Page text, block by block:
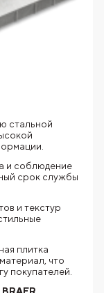
стальной
и соблюдение
срок службы
и текстур
плитка
что
покупателей.